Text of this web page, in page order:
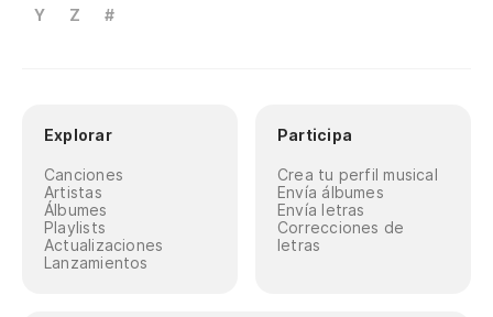
Y
Z #
Explorar
Canciones
Artistas
Álbumes
Playlists
Actualizaciones
Lanzamientos
Participa
Crea tu perfil musical
Envía álbumes
Envía letras
Correcciones de
letras